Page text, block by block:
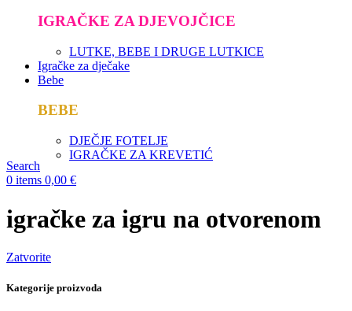
IGRAČKE ZA DJEVOJČICE
LUTKE, BEBE I DRUGE LUTKICE
Igračke za dječake
Bebe
BEBE
DJEČJE FOTELJE
IGRAČKE ZA KREVETIĆ
Search
0 items 0,00 €
igračke za igru na otvorenom
Zatvorite
Kategorije proizvoda